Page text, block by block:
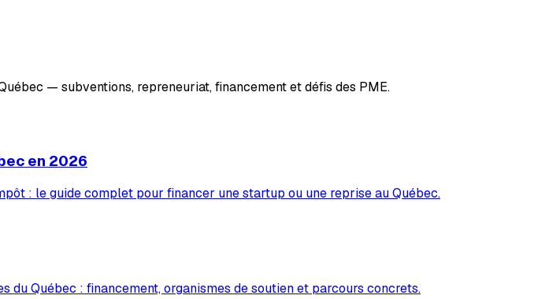
— subventions, repreneuriat, financement et défis des PME.
en 2026
: le guide complet pour financer une startup ou une reprise au Québec.
du Québec : financement, organismes de soutien et parcours concrets.